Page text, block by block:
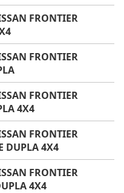
FRONTIER
FRONTIER
FRONTIER
4X4
FRONTIER
DUPLA 4X4
FRONTIER
4X4